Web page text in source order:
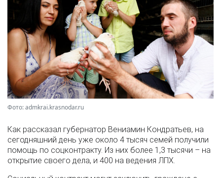
Фото: admkrai.krasnodar.ru
Как рассказал губернатор Вениамин Кондратьев, на
сегодняшний день уже около 4 тысяч семей получили
помощь по соцконтракту. Из них более 1,3 тысячи – на
открытие своего дела, и 400 на ведения ЛПХ.